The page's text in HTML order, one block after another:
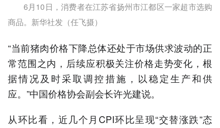
6月10日，消费者在江苏省扬州市江都区一家超市选购
商品。新华社发（任飞摄）
“当前猪肉价格下降总体还处于市场供求波动的正
常范围之内，后续应积极关注价格走势变化，根
据情况及时采取调控措施，以稳定生产和供
应。”中国价格协会副会长许光建说。
从环比看，近几个月CPI环比呈现“交替涨跌”态